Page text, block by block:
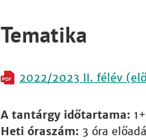
Tematika
2022/2023 II. félév
A tantárgy időtartama:
Heti óraszám: 3 óra